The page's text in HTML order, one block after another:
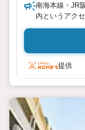
南海本線・JR
内というアク
子育て環境に
ドラッグスト
活に便利です
提供